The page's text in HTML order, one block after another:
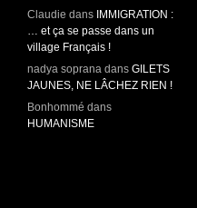
Claudie dans IMMIGRATION :
… et ça se passe dans un
village Français !
nadya soprana dans GILETS
JAUNES, NE LÂCHEZ RIEN !
Bonhommé dans
HUMANISME